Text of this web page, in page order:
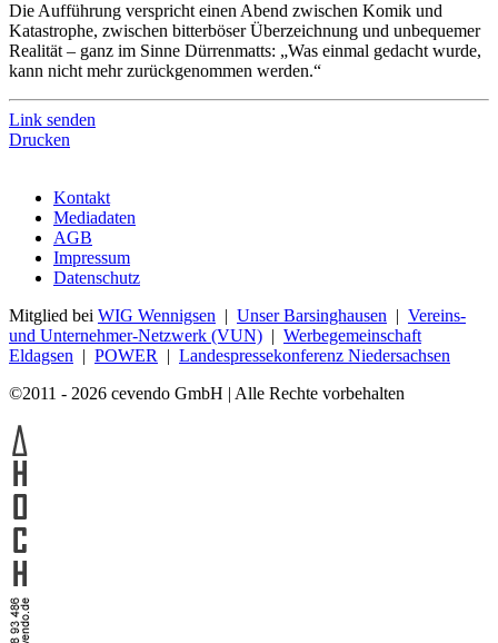
Die Aufführung verspricht einen Abend zwischen Komik und
Katastrophe, zwischen bitterböser Überzeichnung und unbequemer
Realität – ganz im Sinne Dürrenmatts: „Was einmal gedacht wurde,
kann nicht mehr zurückgenommen werden.“
Link senden
Drucken
Kontakt
Mediadaten
AGB
Impressum
Datenschutz
Mitglied bei WIG Wennigsen | Unser Barsinghausen | Vereins-
und Unternehmer-Netzwerk (VUN) | Werbegemeinschaft
Eldagsen | POWER | Landespressekonferenz Niedersachsen
©2011 - 2026 cevendo GmbH | Alle Rechte vorbehalten